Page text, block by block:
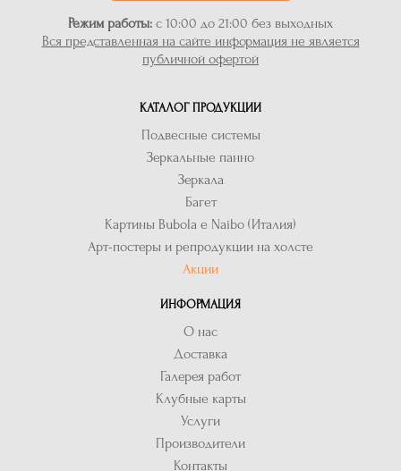
Режим работы: с 10:00 до 21:00 без выходных
Вся представленная на сайте информация не является
публичной офертой
КАТАЛОГ ПРОДУКЦИИ
Подвесные системы
Зеркальные панно
Зеркала
Багет
Картины Bubola e Naibo (Италия)
Арт-постеры и репродукции на холсте
Акции
ИНФОРМАЦИЯ
О нас
Доставка
Галерея работ
Клубные карты
Услуги
Производители
Контакты